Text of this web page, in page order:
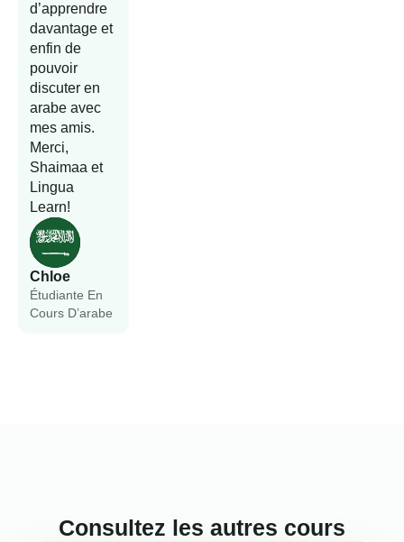
Chloe
Étudiante En
Cours D’arabe
d’apprendre
davantage et
enfin de
pouvoir
discuter en
arabe avec
mes amis.
Merci,
Shaimaa et
Lingua
Learn!
Consultez les autres cours